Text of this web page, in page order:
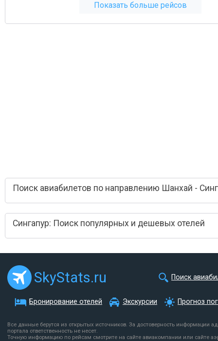
Показать больше рейсов
Поиск авиабилетов по направлению Шанхай -
Сингапур: Поиск популярных и дешевых отелей
SkyStats.ru Поиск
Бронирование отелей Экскурсии Прогноз
Все данные берутся из открытых источников. За достоверность информации
портала ответственность не несет.
Точную информацию по рейсам смотрите на сайте авиакомпании или сайте